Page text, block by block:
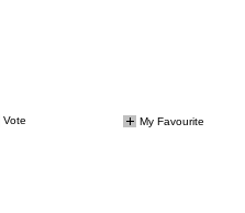
Vote My Favourite